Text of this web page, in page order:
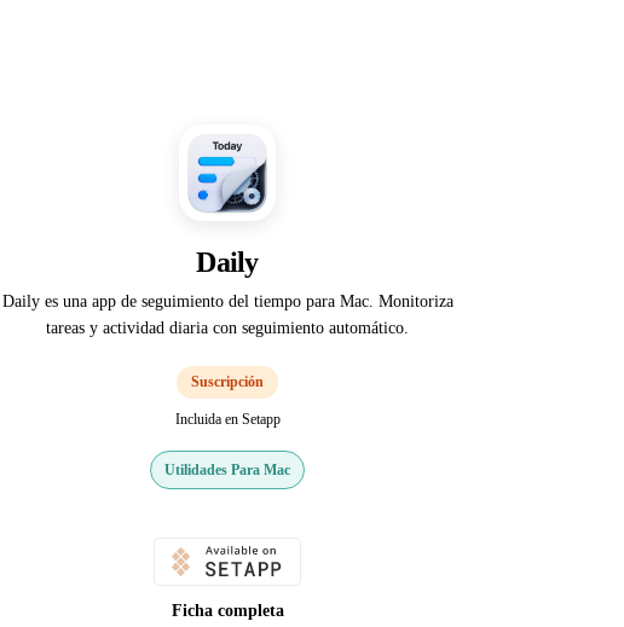
Daily
Daily es una app de seguimiento del tiempo para Mac. Monitoriza
tareas y actividad diaria con seguimiento automático.
Suscripción
Incluida en Setapp
Utilidades Para Mac
Ficha completa